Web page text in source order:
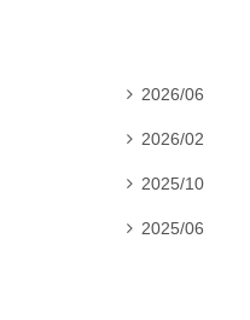
 2026/06
 2026/02
 2025/10
 2025/06